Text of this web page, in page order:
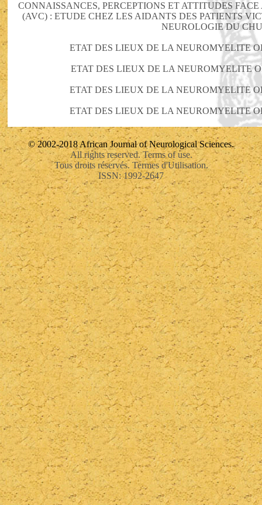
CONNAISSANCES, PERCEPTIONS ET ATTITUDES
(AVC) : ETUDE CHEZ LES AIDANTS DES PATIENTS
NEUROLOGIE DU
ETAT DES LIEUX DE LA NEUROMYELITE
ETAT DES LIEUX DE LA NEUROMYELITE
ETAT DES LIEUX DE LA NEUROMYELITE
ETAT DES LIEUX DE LA NEUROMYELITE
© 2002-2018 African Journal of Neurological Sciences.
All rights reserved. Terms of use.
Tous droits réservés. Termes d'Utilisation.
ISSN: 1992-2647